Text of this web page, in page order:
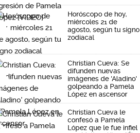
Horóscopo de hoy,
miércoles 21 de
agosto, según tu signo
zodiacal
Christian Cueva: Se
difunden nuevas
imágenes de 'Aladino'
golpeando a Pamela
López en ascensor
Christian Cueva le
confesó a Pamela
López que le fue infiel